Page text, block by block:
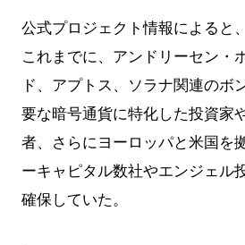
公式プロジェクト情報によると
これまでに、アンドリーセン・
ド、アプトス、ソラナ関連のボ
要な暗号通貨に特化した投資家
者、さらにヨーロッパと米国を
ーキャピタル数社やエンジェル
確保していた。